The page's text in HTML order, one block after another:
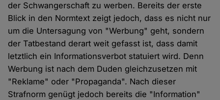
der Schwangerschaft zu werben. Bereits der erste
Blick in den Normtext zeigt jedoch, dass es nicht nur
um die Untersagung von "Werbung" geht, sondern
der Tatbestand derart weit gefasst ist, dass damit
letztlich ein Informationsverbot statuiert wird. Denn
Werbung ist nach dem Duden gleichzusetzen mit
"Reklame" oder "Propaganda". Nach dieser
Strafnorm genügt jedoch bereits die "Information"